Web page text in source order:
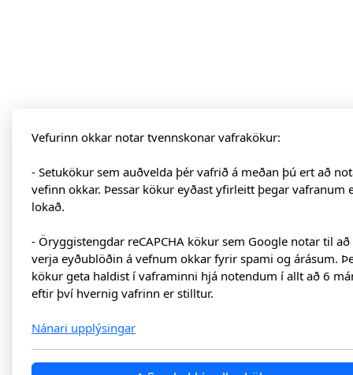
Vefurinn okkar notar tvennskonar vafrakökur:
- Setukökur sem auðvelda þér vafrið á meðan þú ert að
vefinn okkar. Þessar kökur eyðast yfirleitt þegar vafranum
lokað.
- Öryggistengdar reCAPCHA kökur sem Google notar til að
verja eyðublöðin á vefnum okkar fyrir spami og árásum.
kökur geta haldist í vaframinni hjá notendum í allt að 6
eftir því hvernig vafrinn er stilltur.
Nánari upplýsingar